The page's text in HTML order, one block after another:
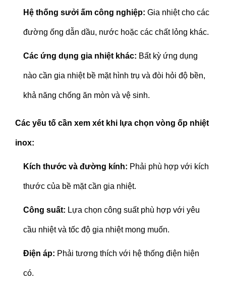
Hệ thống sưởi ấm công nghiệp: Gia nhiệt cho các
đường ống dẫn dầu, nước hoặc các chất lỏng khác.
Các ứng dụng gia nhiệt khác: Bất kỳ ứng dụng
nào cần gia nhiệt bề mặt hình trụ và đòi hỏi độ bền,
khả năng chống ăn mòn và vệ sinh.
Các yếu tố cần xem xét khi lựa chọn vòng ốp nhiệt
inox:
Kích thước và đường kính: Phải phù hợp với kích
thước của bề mặt cần gia nhiệt.
Công suất: Lựa chọn công suất phù hợp với yêu
cầu nhiệt và tốc độ gia nhiệt mong muốn.
Điện áp: Phải tương thích với hệ thống điện hiện
có.